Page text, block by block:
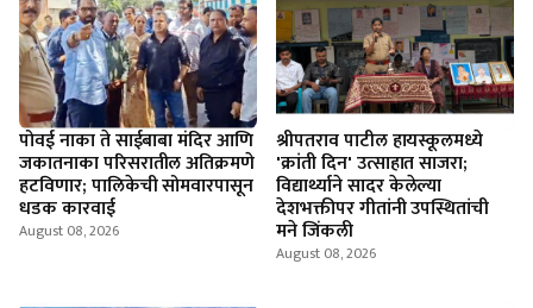
पोवई नाका ते साईबाबा मंदिर आणि
जकातनाका परिसरातील अतिक्रमणे
हटविणार; पालिकेची सोमवारपासून
धडक कारवाई
August 08, 2026
श्रीपतराव पाटील हायस्कूलमध्ये
'क्रांती दिन' उत्साहात साजरा;
विद्यार्थ्याने सादर केलेल्या
देशभक्तीपर गीतांनी उपस्थितांची
मने जिंकली
August 08, 2026